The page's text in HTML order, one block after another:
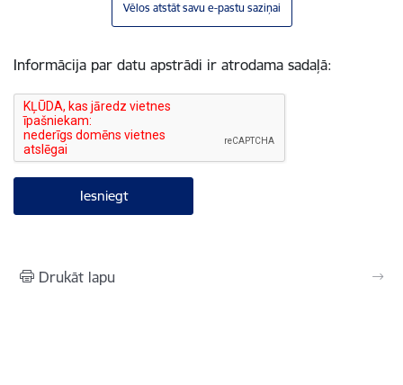
Vēlos atstāt savu e-pastu saziņai
Informācija par datu apstrādi ir atrodama sadaļā:
Drukāt lapu